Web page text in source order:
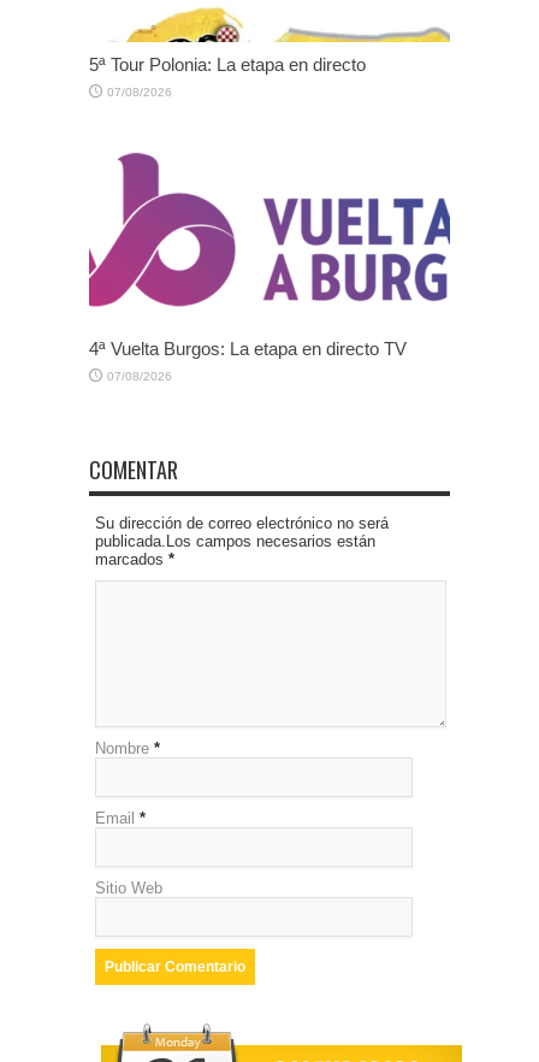
5ª Tour Polonia: La etapa en directo
07/08/2026
4ª Vuelta Burgos: La etapa en directo TV
07/08/2026
COMENTAR
Su dirección de correo electrónico no será
publicada.Los campos necesarios están
marcados *
Nombre *
Email *
Sitio Web